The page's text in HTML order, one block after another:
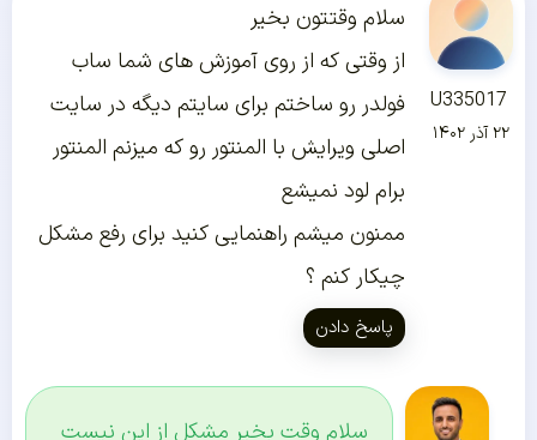
U335017
۲۲ آذر ۱۴۰۲
سلام وقتتون بخیر
از وقتی که از روی آموزش های شما ساب
فولدر رو ساختم برای سایتم دیگه در سایت
اصلی ویرایش با المنتور رو که میزنم المنتور
برام لود نمیشع
ممنون میشم راهنمایی کنید برای رفع مشکل
چیکار کنم ؟
پاسخ دادن
سلام وقت بخیر مشکل از این نیست